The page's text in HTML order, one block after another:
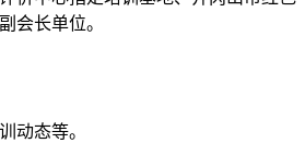
会长单位。
动态等。